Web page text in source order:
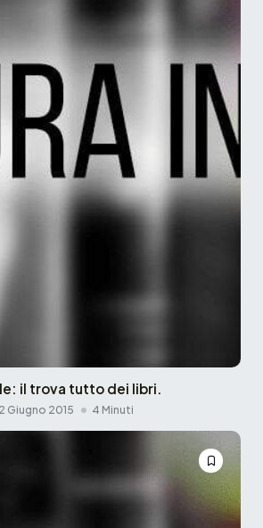
il trova tutto dei libri.
Giugno 2015 4 Minuti